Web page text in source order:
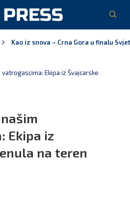
Pejak: Hoće li Milan Knežević i
Ekipa iz Švajcarske
Ekipa iz
na teren